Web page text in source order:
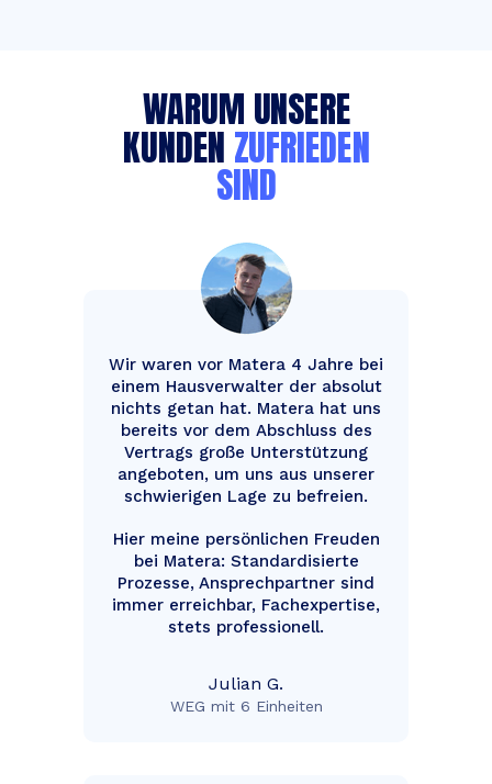
Wir waren vor Matera 4 Jahre bei
einem Hausverwalter der absolut
nichts getan hat. Matera hat uns
bereits vor dem Abschluss des
Vertrags große Unterstützung
angeboten, um uns aus unserer
schwierigen Lage zu befreien.
Hier meine persönlichen Freuden
bei Matera: Standardisierte
Prozesse, Ansprechpartner sind
immer erreichbar, Fachexpertise,
stets professionell.
Julian G.
WEG mit 6 Einheiten
WARUM UNSERE
KUNDEN ZUFRIEDEN
SIND